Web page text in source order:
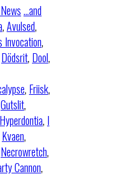
…and
,Avulsed,
Invocation,
Dödsrit, Dool,
, Friisk,
Gutslit,
Hyperdontia, I
Kvaen,
Necrowretch,
Cannon,